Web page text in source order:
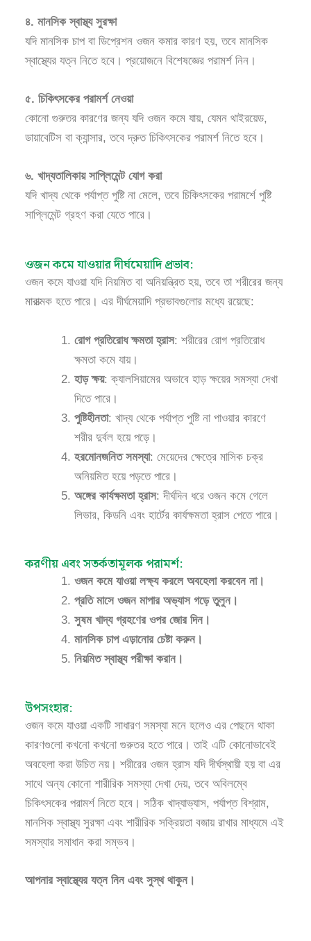
৪. মানসিক স্বাস্থ্য সুরক্ষা
যদি মানসিক চাপ বা ডিপ্রেশন ওজন কমার কারণ হয়, তবে মানসিক
স্বাস্থ্যের যত্ন নিতে হবে। প্রয়োজনে বিশেষজ্ঞের পরামর্শ নিন।
৫. চিকিৎসকের পরামর্শ নেওয়া
কোনো গুরুতর কারণের জন্য যদি ওজন কমে যায়, যেমন থাইরয়েড,
ডায়াবেটিস বা ক্যান্সার, তবে দ্রুত চিকিৎসকের পরামর্শ নিতে হবে।
৬. খাদ্যতালিকায় সাপ্লিমেন্ট যোগ করা
যদি খাদ্য থেকে পর্যাপ্ত পুষ্টি না মেলে, তবে চিকিৎসকের পরামর্শে পুষ্টি
সাপ্লিমেন্ট গ্রহণ করা যেতে পারে।
ওজন কমে যাওয়ার দীর্ঘমেয়াদি প্রভাব:
ওজন কমে যাওয়া যদি নিয়মিত বা অনিয়ন্ত্রিত হয়, তবে তা শরীরের জন্য
মারাত্মক হতে পারে। এর দীর্ঘমেয়াদি প্রভাবগুলোর মধ্যে রয়েছে:
রোগ প্রতিরোধ ক্ষমতা হ্রাস: শরীরের রোগ প্রতিরোধ
ক্ষমতা কমে যায়।
হাড় ক্ষয়: ক্যালসিয়ামের অভাবে হাড় ক্ষয়ের সমস্যা দেখা
দিতে পারে।
পুষ্টিহীনতা: খাদ্য থেকে পর্যাপ্ত পুষ্টি না পাওয়ার কারণে
শরীর দুর্বল হয়ে পড়ে।
হরমোনজনিত সমস্যা: মেয়েদের ক্ষেত্রে মাসিক চক্র
অনিয়মিত হয়ে পড়তে পারে।
অঙ্গের কার্যক্ষমতা হ্রাস: দীর্ঘদিন ধরে ওজন কমে গেলে
লিভার, কিডনি এবং হার্টের কার্যক্ষমতা হ্রাস পেতে পারে।
করণীয় এবং সতর্কতামূলক পরামর্শ:
ওজন কমে যাওয়া লক্ষ্য করলে অবহেলা করবেন না।
প্রতি মাসে ওজন মাপার অভ্যাস গড়ে তুলুন।
সুষম খাদ্য গ্রহণের ওপর জোর দিন।
মানসিক চাপ এড়ানোর চেষ্টা করুন।
নিয়মিত স্বাস্থ্য পরীক্ষা করান।
উপসংহার:
ওজন কমে যাওয়া একটি সাধারণ সমস্যা মনে হলেও এর পেছনে থাকা
কারণগুলো কখনো কখনো গুরুতর হতে পারে। তাই এটি কোনোভাবেই
অবহেলা করা উচিত নয়। শরীরের ওজন হ্রাস যদি দীর্ঘস্থায়ী হয় বা এর
সাথে অন্য কোনো শারীরিক সমস্যা দেখা দেয়, তবে অবিলম্বে
চিকিৎসকের পরামর্শ নিতে হবে। সঠিক খাদ্যাভ্যাস, পর্যাপ্ত বিশ্রাম,
মানসিক স্বাস্থ্য সুরক্ষা এবং শারীরিক সক্রিয়তা বজায় রাখার মাধ্যমে এই
সমস্যার সমাধান করা সম্ভব।
আপনার স্বাস্থ্যের যত্ন নিন এবং সুস্থ থাকুন।